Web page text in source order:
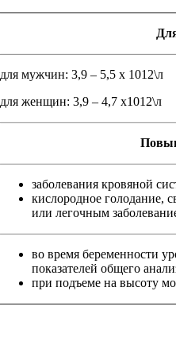
для мужчин: 3,9 – 5,5 х 1012\л
для женщин: 3,9 – 4,7 х1012\л
заболевания кровяной
кислородное голодание,
или легочным
во время беременности
показателей общего
при подъеме на высоту